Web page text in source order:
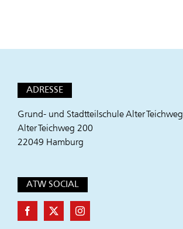
ADRESSE
Grund- und Stadtteilschule Alter Teichweg
Alter Teichweg 200
22049 Hamburg
ATW SOCIAL